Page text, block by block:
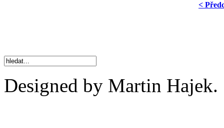
<
Designed by Martin Hajek.